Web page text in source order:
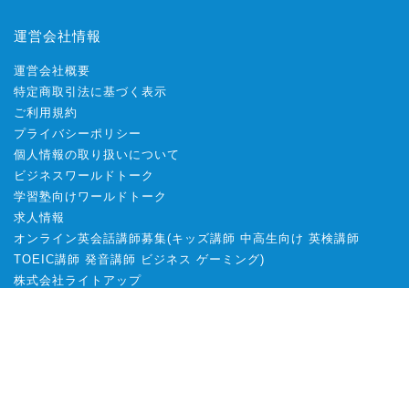
運営会社情報
運営会社概要
特定商取引法に基づく表示
ご利用規約
プライバシーポリシー
個人情報の取り扱いについて
ビジネスワールドトーク
学習塾向けワールドトーク
求人情報
オンライン英会話講師募集(キッズ講師 中高生向け 英検講師
TOEIC講師 発音講師 ビジネス ゲーミング)
株式会社ライトアップ